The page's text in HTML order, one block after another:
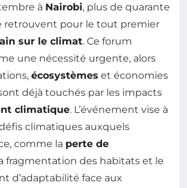
à Nairobi, plus de quarante
retrouvent pour le tout premier
sur le climat. Ce forum
une nécessité urgente, alors
écosystèmes et économies
déjà touchés par les impacts
climatique. L’événement vise à
climatiques auxquels
comme la perte de
fragmentation des habitats et le
d’adaptabilité face aux